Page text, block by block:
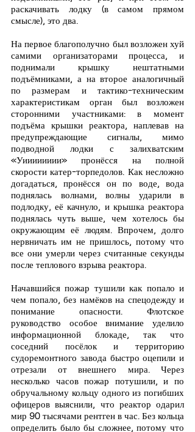
раскачивать лодку (в самом прямом
смысле), это два.
На первое благополучно был возложен хуй
самими организаторами процесса, и
поднимали крышку нештатными
подъёмниками, а на второе аналогичный
по размерам и тактико-техническим
характеристикам орган был возложен
сторонними участниками: в момент
подъёма крышки реактора, наплевав на
предупреждающие сигналы, мимо
подводной лодки с залихватским
«Уииииииии» пронёсся на полной
скорости катер-торпедолов. Как несложно
догадаться, пронёсся он по воде, вода
поднялась волнами, волны ударили в
подлодку, её качнуло, и крышка реактора
поднялась чуть выше, чем хотелось бы
окружающим её людям. Впрочем, долго
нервничать им не пришлось, потому что
все они умерли через считанные секунды
после теплового взрыва реактора.
Начавшийся пожар тушили как попало и
чем попало, без намёков на спецодежду и
понимание опасности. Флотское
руководство особое внимание уделило
информационной блокаде, так что
соседний посёлок и территорию
судоремонтного завода быстро оцепили и
отрезали от внешнего мира. Через
несколько часов пожар потушили, и по
обручальному кольцу одного из погибших
офицеров выяснили, что реактор одарил
мир 90 тысячами рентген в час. Без кольца
определить было бы сложнее, потому что